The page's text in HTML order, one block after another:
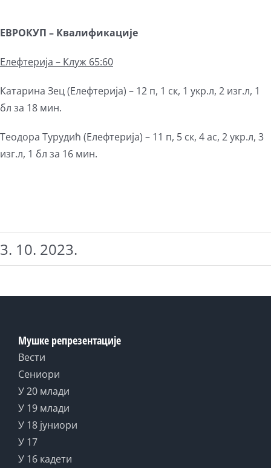
ЕВРОКУП – Квалификације
Елефтерија – Клуж 65:60
Катарина Зец (Елефтерија) – 12 п, 1 ск, 1 укр.л, 2 изг.л, 1
бл за 18 мин.
Теодора Турудић (Елефтерија) – 11 п, 5 ск, 4 ас, 2 укр.л, 3
изг.л, 1 бл за 16 мин.
3. 10. 2023.
Мушке репрезентације
Вести
Сениори
У 20 млади
У 19 млади
У 18 јуниори
У 17
У 16 кадети